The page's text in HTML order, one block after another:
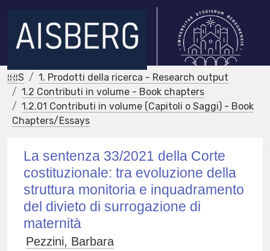
IRIS
1. Prodotti della ricerca - Research output
1.2 Contributi in volume - Book chapters
1.2.01 Contributi in volume (Capitoli o Saggi) - Book
Chapters/Essays
La sentenza 33/2021 della Corte
costituzionale: tra evoluzione della
struttura monitoria e inquadramento
del divieto di surrogazione di
maternità
Pezzini, Barbara